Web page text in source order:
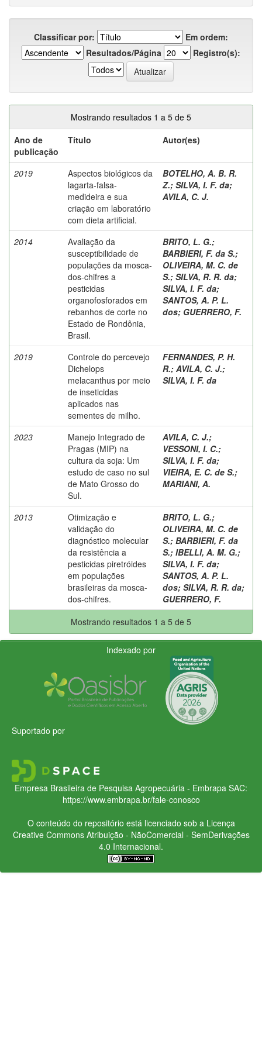
Classificar por:
Em ordem:
Resultados/Página
Registro(s):
Mostrando resultados 1 a 5 de 5
Ano de
publicação
Título Autor(es)
2019
Aspectos biológicos da
lagarta-falsa-
medideira e sua
criação em laboratório
com dieta artificial.
BOTELHO, A. B. R.
Z.; SILVA, I. F. da;
AVILA, C. J.
2014
Avaliação da
susceptibilidade de
populações da mosca-
dos-chifres a
pesticidas
organofosforados em
rebanhos de corte no
Estado de Rondônia,
Brasil.
BRITO, L. G.;
BARBIERI, F. da S.;
OLIVEIRA, M. C. de
S.; SILVA, R. R. da;
SILVA, I. F. da;
SANTOS, A. P. L.
dos; GUERRERO, F.
2019
Controle do percevejo
Dichelops
melacanthus por meio
de inseticidas
aplicados nas
sementes de milho.
FERNANDES, P. H.
R.; AVILA, C. J.;
SILVA, I. F. da
2023
Manejo Integrado de
Pragas (MIP) na
cultura da soja: Um
estudo de caso no sul
de Mato Grosso do
Sul.
AVILA, C. J.;
VESSONI, I. C.;
SILVA, I. F. da;
VIEIRA, E. C. de S.;
MARIANI, A.
2013
Otimização e
validação do
diagnóstico molecular
da resistência a
pesticidas piretróides
em populações
brasileiras da mosca-
dos-chifres.
BRITO, L. G.;
OLIVEIRA, M. C. de
S.; BARBIERI, F. da
S.; IBELLI, A. M. G.;
SILVA, I. F. da;
SANTOS, A. P. L.
dos; SILVA, R. R. da;
GUERRERO, F.
Mostrando resultados 1 a 5 de 5
Indexado por
Suportado por
Empresa Brasileira de Pesquisa Agropecuária - Embrapa SAC:
https://www.embrapa.br/fale-conosco
O conteúdo do repositório está licenciado sob a Licença
Creative CommonsAtribuição - NãoComercial - SemDerivações
4.0 Internacional.